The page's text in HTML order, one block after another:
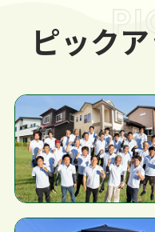
ピック